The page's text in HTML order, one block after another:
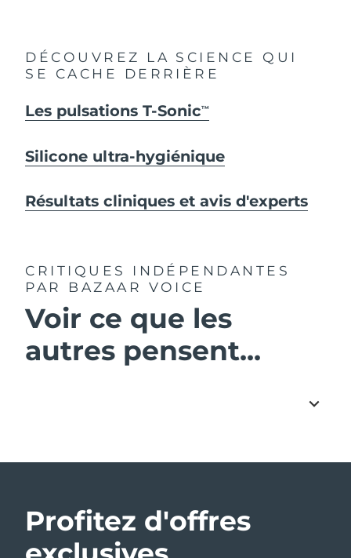
DÉCOUVREZ LA SCIENCE QUI
SE CACHE DERRIÈRE
Les pulsations T-SonicTM
Silicone ultra-hygiénique
Résultats cliniques et avis d'experts
CRITIQUES INDÉPENDANTES
PAR BAZAAR VOICE
Voir ce que les
autres pensent...
Profitez d'offres